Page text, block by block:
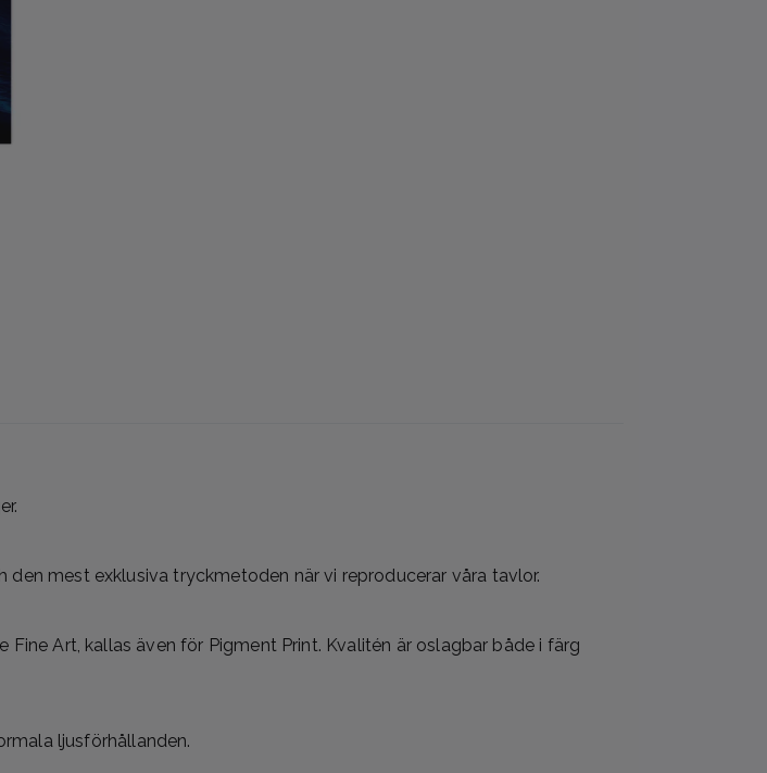
mest exklusiva tryckmetoden när vi reproducerar våra tavlor.
Art, kallas även för Pigment Print. Kvalitén är oslagbar både i färg
ljusförhållanden.